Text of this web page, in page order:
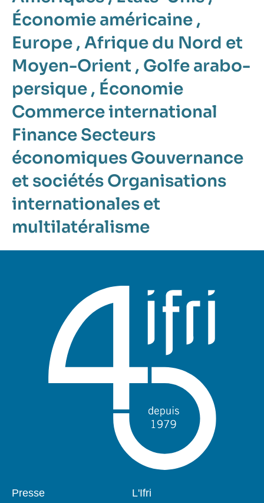
Économie américaine ,
Europe , Afrique du Nord et
Moyen-Orient , Golfe arabo-
persique , Économie
Commerce international
Finance Secteurs
économiques Gouvernance
et sociétés Organisations
internationales et
multilatéralisme
Pied
Presse
Navigation
L'Ifri